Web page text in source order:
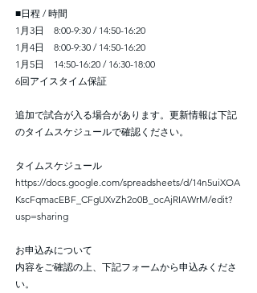
■日程 / 時間
1月3日 8:00-9:30 / 14:50-16:20
1月4日 8:00-9:30 / 14:50-16:20
1月5日 14:50-16:20 / 16:30-18:00
6回アイスタイム保証
追加で試合が入る場合があります。更新情報は下記
のタイムスケジュールで確認ください。
タイムスケジュール
https://docs.google.com/spreadsheets/d/14n5uiXOA
KscFqmacEBF_CFgUXvZh2o0B_ocAjRIAWrM/edit?
usp=sharing
お申込みについて
内容をご確認の上、下記フォームから申込みくださ
い。